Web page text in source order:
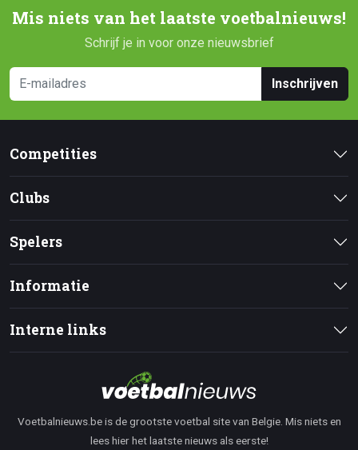
Mis niets van het laatste voetbalnieuws!
Schrijf je in voor onze nieuwsbrief
Inschrijven
Competities
Clubs
Spelers
Informatie
Interne links
Voetbalnieuws.be is de grootste voetbal site van Belgie. Mis niets en
lees hier het laatste nieuws als eerste!